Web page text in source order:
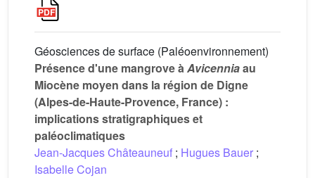
Géosciences de surface (Paléoenvironnement)
Présence d'une mangrove àAvicenniaau
Miocène moyen dans la région de Digne
(Alpes-de-Haute-Provence, France) :
implications stratigraphiques et
paléoclimatiques
Jean-Jacques Châteauneuf ; Hugues Bauer ;
Isabelle Cojan